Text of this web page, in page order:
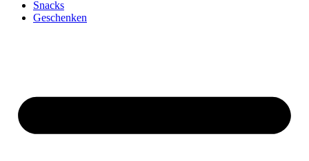
Snacks
Geschenken